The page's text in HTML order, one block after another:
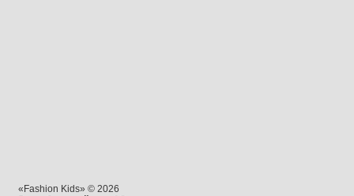
«Fashion Kids» © 2026